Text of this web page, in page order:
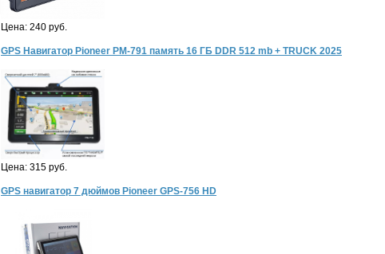
Цена: 240 руб.
GPS Навигатор Pioneer PM-791 память 16 ГБ DDR 512 mb + TRUCK 2025
Цена: 315 руб.
GPS навигатор 7 дюймов Pioneer GPS-756 HD